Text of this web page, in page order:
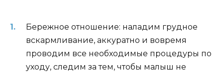
Бережное отношение: наладим грудное
вскармливание, аккуратно и вовремя
проводим все необходимые процедуры по
уходу, следим за тем, чтобы малыш не